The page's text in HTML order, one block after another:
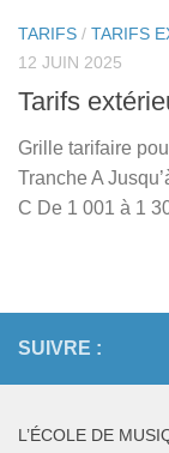
TARIFS / TARIFS
12 JUIN 2025
Tarifs
Grille tarifaire
Tranche A
C De 1 001 à 1
SUIVRE :
L’ÉCOLE DE